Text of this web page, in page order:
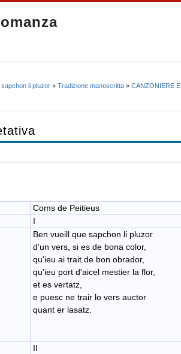
sapchon li pluzor » Tradizione manoscritta » CANZONIERE E
Coms de Peitieus
I
Ben vueill que sapchon li pluzor
d'un vers, si es de bona color,
qu'ieu ai trait de bon obrador,
qu'ieu port d'aicel mestier la flor,
et es vertatz,
e puesc ne trair lo vers auctor
​quant er lasatz.
II